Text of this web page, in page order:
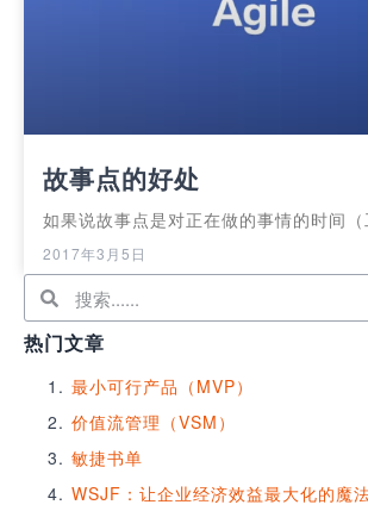
故事点的好处
如果说故事点是对正在做的事情的时间
2017年3月5日
热门文章
最小可行产品（MVP）
价值流管理（VSM）
敏捷书单
WSJF：让企业经济效益最大化的魔